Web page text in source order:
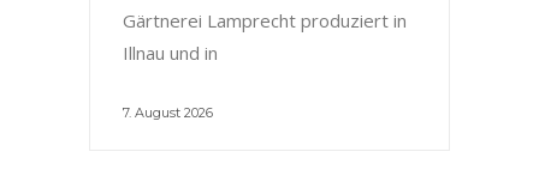
Gärtnerei Lamprecht produziert in
Illnau und in
7. August 2026